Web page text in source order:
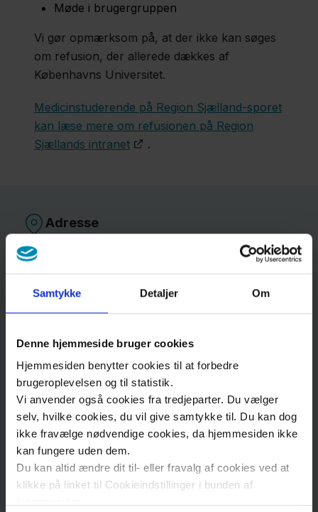
Samtykke Detaljer Om
Denne hjemmeside bruger cookies
Hjemmesiden benytter cookies til at forbedre
brugeroplevelsen og til statistik.
Vi anvender også cookies fra tredjeparter. Du vælger
selv, hvilke cookies, du vil give samtykke til. Du kan dog
ikke fravælge nødvendige cookies, da hjemmesiden ikke
kan fungere uden dem.
Du kan altid ændre dit til- eller fravalg af cookies ved at
klikke på linket til Cookieindstillinger i bunden af
for
kandidatstuderende
på Region Sjælland-
sporet
Studiejob
Fakta
forskningsemner
Sjælland
Mentorordning
Fagfolk
Nyheder
Møde i brugergruppen
​Vi gør opmærksom på, at der ikke kan søges
om refusion, der allerede dækkes af
Københavns Universitet.
Medicinstuderende på Region Sjælland-sporet
kan læse mere om refusionen på Region
Sjællands intranet
.
Adresse
Koncern HR
4180 Sorø
Ring til os
Skriv til os